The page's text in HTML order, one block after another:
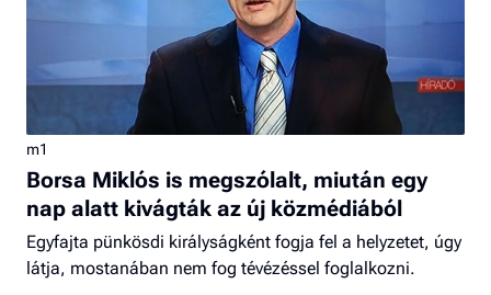
m1
Borsa Miklós is megszólalt, miután egy
nap alatt kivágták az új közmédiából
Egyfajta pünkösdi királyságként fogja fel a helyzetet, úgy
látja, mostanában nem fog tévézéssel foglalkozni.